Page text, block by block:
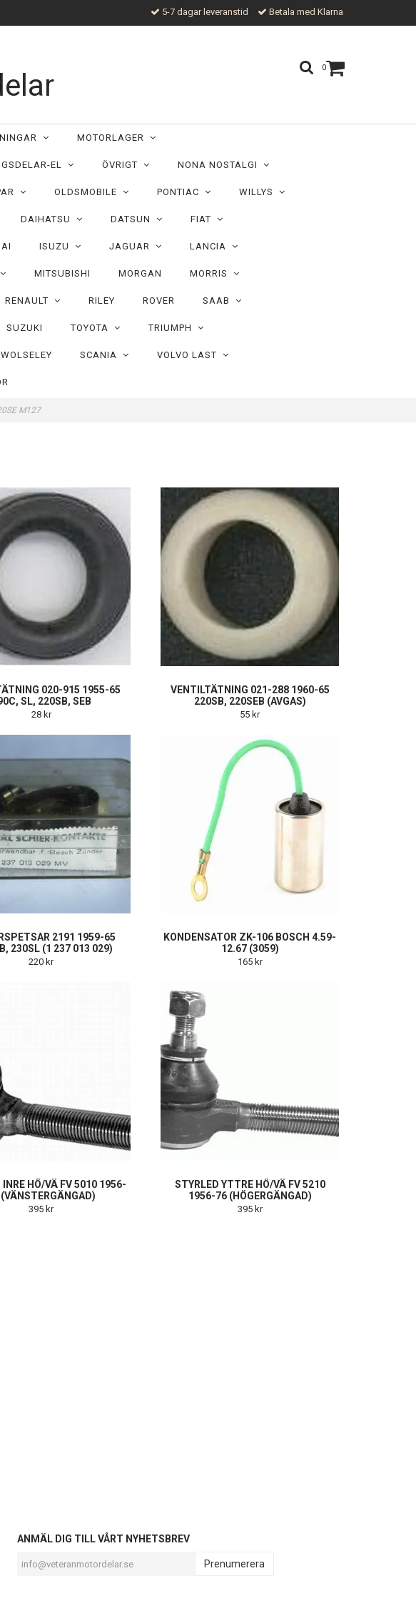
5-7 dagar leveranstid Betala med Klarna
0
MOTORLAGER
EL ÖVRIGT NONA NOSTALGI
OLDSMOBILE PONTIAC WILLYS
DAIHATSU DATSUN FIAT
ISUZU JAGUAR LANCIA
MITSUBISHI MORGAN MORRIS
RENAULT RILEY ROVER SAAB
SUZUKI TOYOTA TRIUMPH
WOLSELEY SCANIA VOLVO LAST
M127
020-915 1955-65
SL, 220SB, SEB
28 kr
VENTILTÄTNING 021-288 1960-65
220SB, 220SEB (AVGAS)
55 kr
2191 1959-65
230SL (1 237 013 029)
220 kr
KONDENSATOR ZK-106 BOSCH 4.59-
12.67 (3059)
165 kr
INRE HÖ/VÄ FV 5010 1956-
395 kr
STYRLED YTTRE HÖ/VÄ FV 5210
1956-76 (HÖGERGÄNGAD)
395 kr
ANMÄL DIG TILL VÅRT NYHETSBREV
Prenumerera